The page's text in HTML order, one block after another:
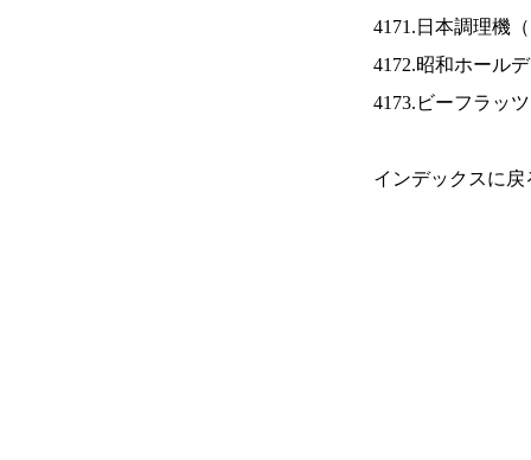
4171.日本調理機（
4172.昭和ホール
4173.ビーフラッ
インデックスに戻